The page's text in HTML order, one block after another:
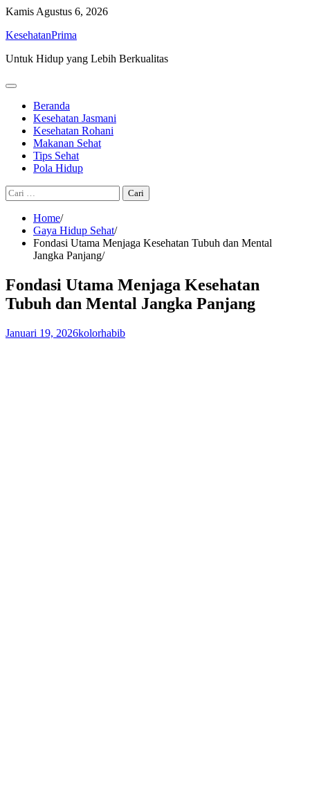
Skip
content
Kamis Agustus 6, 2026
KesehatanPrima
Untuk Hidup yang Lebih Berkualitas
Beranda
Kesehatan Jasmani
Kesehatan Rohani
Makanan Sehat
Tips Sehat
Pola Hidup
Cari
untuk:
Home
Gaya Hidup Sehat
Fondasi Utama Menjaga Kesehatan Tubuh dan Mental
Jangka Panjang
Fondasi Utama Menjaga Kesehatan
Tubuh dan Mental Jangka Panjang
Januari 19, 2026kolorhabib